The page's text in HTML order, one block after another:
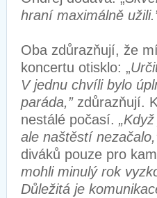
hraní maximálně
Oba zdůrazňují, že
koncertu otisklo: „
V jednu chvíli bylo
paráda,” zdůrazňují.
nestálé počasí.
ale naštěstí
diváků pouze pro
mohli minulý rok
Důležitá je